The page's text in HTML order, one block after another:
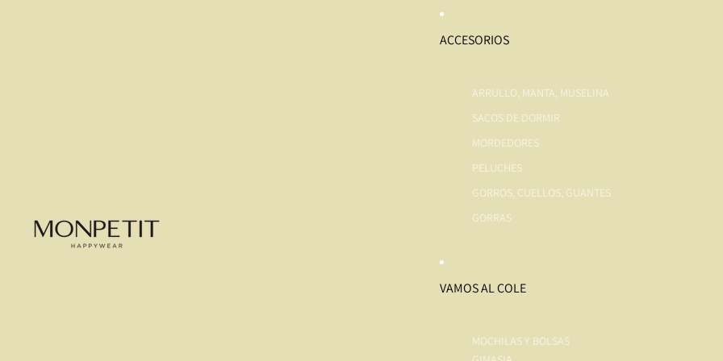
ACCESORIOS
ARRULLO, MANTA, MUSELINA
SACOS DE DORMIR
MORDEDORES
PELUCHES
GORROS, CUELLOS, GUANTES
GORRAS
VAMOS AL COLE
MOCHILAS Y BOLSAS